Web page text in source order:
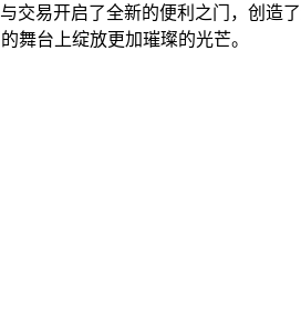
交易开启了全新的便利之门，创造
舞台上绽放更加璀璨的光芒。